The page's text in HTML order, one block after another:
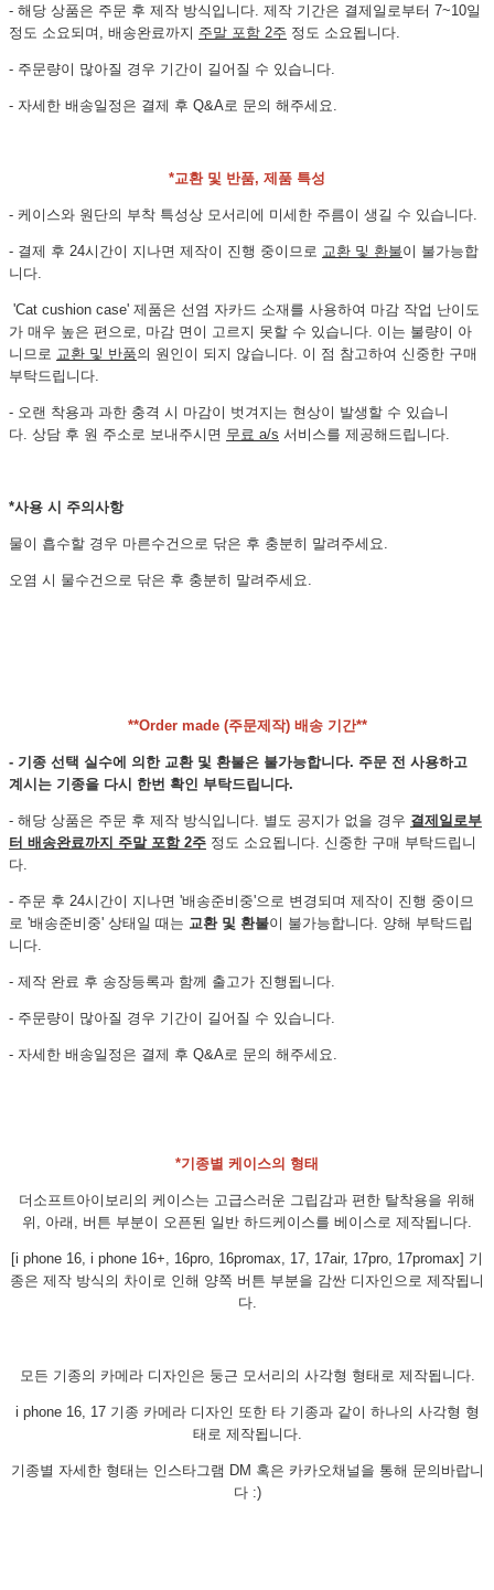
- 해당 상품은 주문 후 제작 방식입니다. 제작 기간은 결제일로부터 7~10일
정도 소요되며, 배송완료까지 주말 포함 2주 정도 소요됩니다.
- 주문량이 많아질 경우 기간이 길어질 수 있습니다.
- 자세한 배송일정은 결제 후 Q&A로 문의 해주세요.
*교환 및 반품, 제품 특성
- 케이스와 원단의 부착 특성상 모서리에 미세한 주름이 생길 수 있습니다.
- 결제 후 24시간이 지나면 제작이 진행 중이므로 교환 및 환불이 불가능합
니다.
'Cat cushion case' 제품은 선염 자카드 소재를 사용하여 마감 작업 난이도
가 매우 높은 편으로, 마감 면이 고르지 못할 수 있습니다. 이는 불량이 아
니므로 교환 및 반품의 원인이 되지 않습니다. 이 점 참고하여 신중한 구매
부탁드립니다.
- 오랜 착용과 과한 충격 시 마감이 벗겨지는 현상이 발생할 수 있습니
다. 상담 후 원 주소로 보내주시면 무료 a/s 서비스를 제공해드립니다.
*사용 시 주의사항
물이 흡수할 경우 마른수건으로 닦은 후 충분히 말려주세요.
오염 시 물수건으로 닦은 후 충분히 말려주세요.
**Order made (주문제작) 배송 기간**
- 기종 선택 실수에 의한 교환 및 환불은 불가능합니다. 주문 전 사용하고
계시는 기종을 다시 한번 확인 부탁드립니다.
- 해당 상품은 주문 후 제작 방식입니다. 별도 공지가 없을 경우 결제일로부
터 배송완료까지 주말 포함 2주 정도 소요됩니다. 신중한 구매 부탁드립니
다.
- 주문 후 24시간이 지나면 '배송준비중'으로 변경되며 제작이 진행 중이므
로 '배송준비중' 상태일 때는 교환 및 환불이 불가능합니다. 양해 부탁드립
니다.
- 제작 완료 후 송장등록과 함께 출고가 진행됩니다.
- 주문량이 많아질 경우 기간이 길어질 수 있습니다.
- 자세한 배송일정은 결제 후 Q&A로 문의 해주세요.
*기종별 케이스의 형태
더소프트아이보리의 케이스는 고급스러운 그립감과 편한 탈착용을 위해
위, 아래, 버튼 부분이 오픈된 일반 하드케이스를 베이스로 제작됩니다.
[i phone 16, i phone 16+, 16pro, 16promax, 17, 17air, 17pro, 17promax] 기
종은 제작 방식의 차이로 인해 양쪽 버튼 부분을 감싼 디자인으로 제작됩니
다.
모든 기종의 카메라 디자인은 둥근 모서리의 사각형 형태로 제작됩니다.
i phone 16, 17 기종 카메라 디자인 또한 타 기종과 같이 하나의 사각형 형
태로 제작됩니다.
기종별 자세한 형태는 인스타그램 DM 혹은 카카오채널을 통해 문의바랍니
다 :)